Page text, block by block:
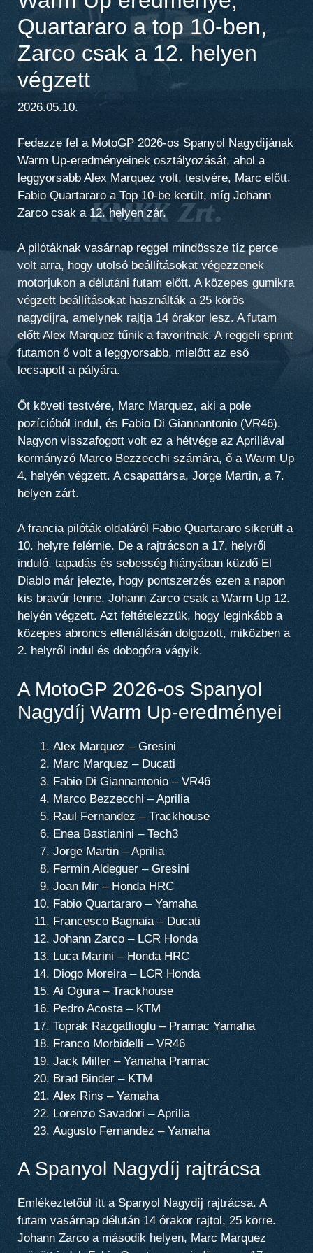
Quartararo a top 10-ben,
Zarco csak a 12. helyen
végzett
2026.05.10.
Fedezze fel a MotoGP 2026-os Spanyol Nagydíjának
Warm Up-eredményeinek osztályozását, ahol a
leggyorsabb Alex Marquez volt, testvére, Marc előtt.
Fabio Quartararo a Top 10-be került, míg Johann
Zarco csak a 12. helyen zár.
A pilótáknak vasárnap reggel mindössze tíz perce
volt arra, hogy utolsó beállításokat végezzenek
motorjukon a délutáni futam előtt. A közepes gumikra
végzett beállításokat használták a 25 körös
nagydíjra, amelynek rajtja 14 órakor lesz. A futam
előtt Alex Marquez tűnik a favoritnak. A reggeli sprint
futamon ő volt a leggyorsabb, mielőtt az eső
lecsapott a pályára.
Őt követi testvére, Marc Marquez, aki a pole
pozícióból indul, és Fabio Di Giannantonio (VR46).
Nagyon visszafogott volt ez a hétvége az Apriliával
kormányzó Marco Bezzecchi számára, ő a Warm Up
4. helyén végzett. A csapattársa, Jorge Martin, a 7.
helyen zárt.
A francia pilóták oldaláról Fabio Quartararo sikerült a
10. helyre felérnie. De a rajtrácson a 17. helyről
induló, tapadás és sebesség hiányában küzdő El
Diablo már jelezte, hogy pontszerzés ezen a napon
kis bravúr lenne. Johann Zarco csak a Warm Up 12.
helyén végzett. Azt feltételezzük, hogy leginkább a
közepes abroncs ellenállásán dolgozott, miközben a
2. helyről indul és dobogóra vágyik.
A MotoGP 2026-os Spanyol
Nagydíj Warm Up-eredményei
Alex Marquez – Gresini
Marc Marquez – Ducati
Fabio Di Giannantonio – VR46
Marco Bezzecchi – Aprilia
Raul Fernandez – Trackhouse
Enea Bastianini – Tech3
Jorge Martin – Aprilia
Fermin Aldeguer – Gresini
Joan Mir – Honda HRC
Fabio Quartararo – Yamaha
Francesco Bagnaia – Ducati
Johann Zarco – LCR Honda
Luca Marini – Honda HRC
Diogo Moreira – LCR Honda
Ai Ogura – Trackhouse
Pedro Acosta – KTM
Toprak Razgatlioglu – Pramac Yamaha
Franco Morbidelli – VR46
Jack Miller – Yamaha Pramac
Brad Binder – KTM
Alex Rins – Yamaha
Lorenzo Savadori – Aprilia
Augusto Fernandez – Yamaha
A Spanyol Nagydíj rajtrácsa
Emlékeztetőül itt a Spanyol Nagydíj rajtrácsa. A
futam vasárnap délután 14 órakor rajtol, 25 körre.
Johann Zarco a második helyen, Marc Marquez